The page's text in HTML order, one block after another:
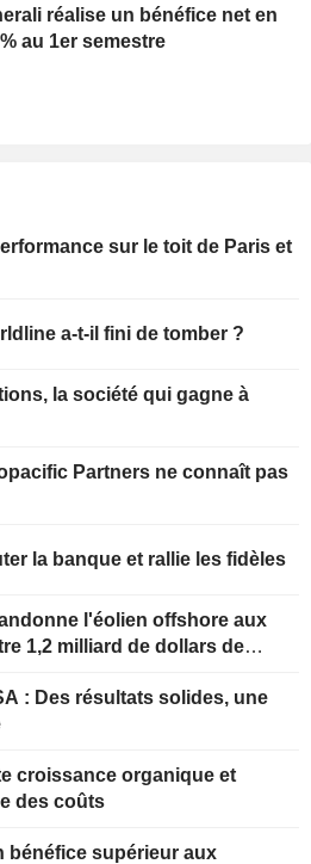
réalise un bénéfice net en
au 1er semestre
sur le toit de Paris et
a-t-il fini de tomber ?
la société qui gagne à
Partners ne connaît pas
la banque et rallie les fidèles
1,2 milliard de dollars de
une
des coûts